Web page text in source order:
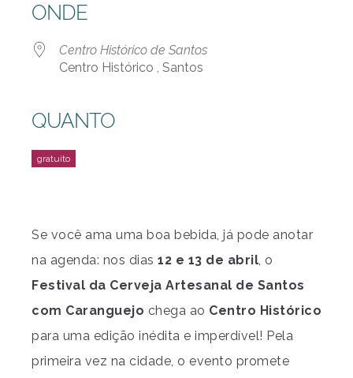
ONDE
Centro Histórico de Santos
Centro Histórico , Santos
QUANTO
Se você ama uma boa bebida, já pode anotar
na agenda: nos dias 12 e 13 de abril, o
Festival da Cerveja Artesanal de Santos
com Caranguejo chega ao Centro Histórico
para uma edição inédita e imperdível! Pela
primeira vez na cidade, o evento promete